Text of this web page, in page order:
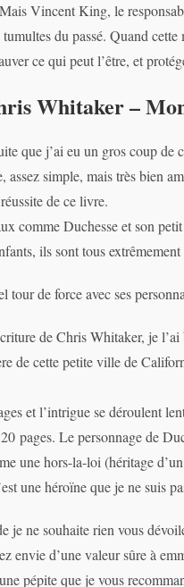
Vincent King, le
du passé. Quand
ce qui peut l’être, et
Whitaker –
que j’ai eu un gros coup
assez simple, mais très bien
de ce livre.
comme Duchesse et son
ils sont tous
tour de force avec ses
de Chris Whitaker, je
de cette petite ville de
et l’intrigue se déroulent
pages. Le personnage de
une hors-la-loi (héritage
une héroïne que je ne suis
je ne souhaite rien vous
envie d’une valeur sûre à
pépite que je vous